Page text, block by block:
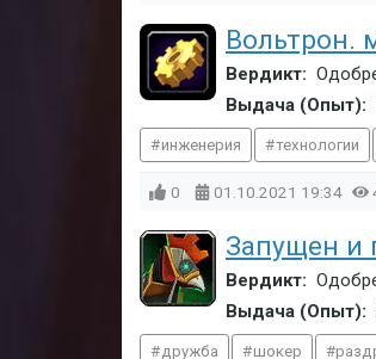
Вольтрон.
Вердикт:
Выдача (Опыт):
инженерия технологии
0 01.10.2021 19:34
Запущен
Вердикт:
Выдача (Опыт):
дружба шокер